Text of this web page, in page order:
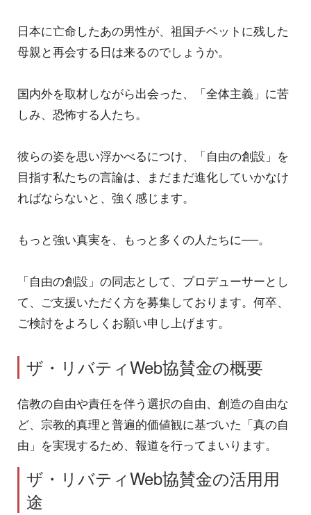
日本に亡命したあの男性が、祖国チベットに残した
母親と再会する日は来るのでしょうか。
国内外を取材しながら出会った、「全体主義」に苦
しみ、恐怖する人たち。
彼らの姿を思い浮かべるにつけ、「自由の創設」を
目指す私たちの言論は、まだまだ進化していかなけ
ればならないと、強く感じます。
もっと強い真実を、もっと多くの人たちに──。
「自由の創設」の同志として、プロデューサーとし
て、ご支援いただく方を募集しております。何卒、
ご検討をよろしくお願い申し上げます。
ザ・リバティWeb協賛金の概要
信教の自由や責任を伴う選択の自由、創造の自由な
ど、宗教的真理と普遍的価値観に基づいた「真の自
由」を実現するため、報道を行ってまいります。
ザ・リバティWeb協賛金の活用用
途